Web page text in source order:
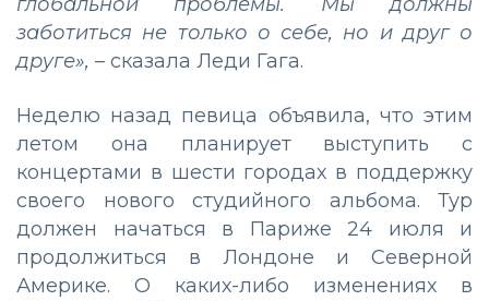
заботиться не только о себе, но и друг о
друге», – сказала Леди Гага.
Неделю назад певица объявила, что этим
летом она планирует выступить с
концертами в шести городах в поддержку
своего нового студийного альбома. Тур
должен начаться в Париже 24 июля и
продолжиться в Лондоне и Северной
Америке. О каких-либо изменениях в